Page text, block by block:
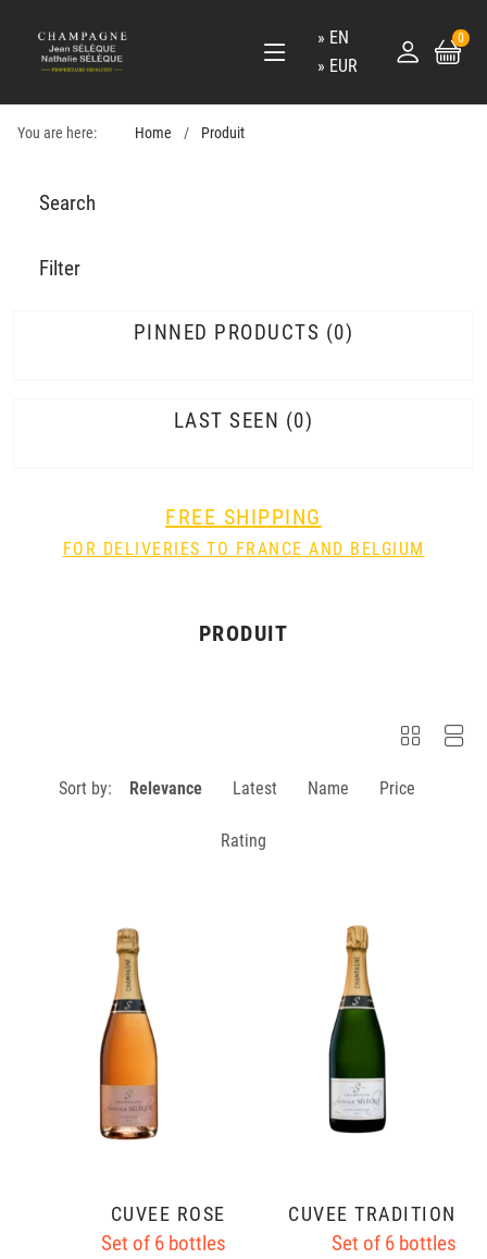
EN
EUR
0
You are here: Home Produit
Search
Filter
PINNED PRODUCTS 0
LAST SEEN 0
FREE SHIPPING
FOR DELIVERIES TO FRANCE AND BELGIUM
PRODUIT
Sort by: Relevance Latest Name Price
Rating
CUVÉE ROSÉ
Set of 6 bottles
CUVÉE TRADITION
Set of 6 bottles